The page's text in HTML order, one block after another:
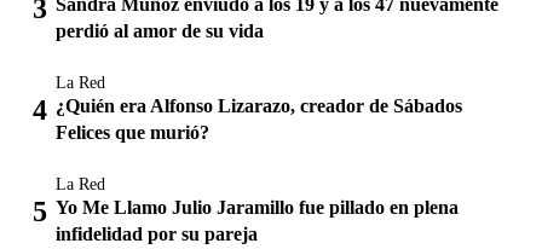
Sandra Muñoz enviudó a los 19 y a los 47 nuevamente
perdió al amor de su vida
La Red
¿Quién era Alfonso Lizarazo, creador de Sábados
Felices que murió?
La Red
Yo Me Llamo Julio Jaramillo fue pillado en plena
infidelidad por su pareja